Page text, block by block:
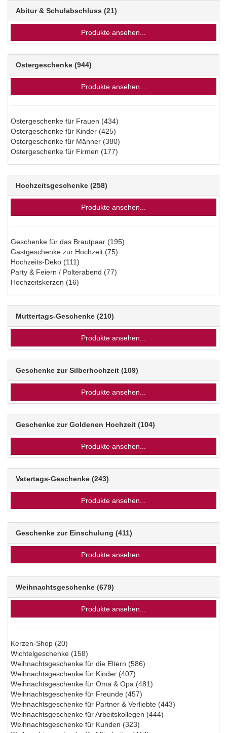
Abitur & Schulabschluss (21)
Produkte ansehen...
Ostergeschenke (944)
Produkte ansehen...
Ostergeschenke für Frauen (434)
Ostergeschenke für Kinder (425)
Ostergeschenke für Männer (380)
Ostergeschenke für Firmen (177)
Hochzeitsgeschenke (258)
Produkte ansehen...
Geschenke für das Brautpaar (195)
Gastgeschenke zur Hochzeit (75)
Hochzeits-Deko (111)
Party & Feiern / Polterabend (77)
Hochzeitskerzen (16)
Muttertags-Geschenke (210)
Produkte ansehen...
Geschenke zur Silberhochzeit (109)
Produkte ansehen...
Geschenke zur Goldenen Hochzeit (104)
Produkte ansehen...
Vatertags-Geschenke (243)
Produkte ansehen...
Geschenke zur Einschulung (411)
Produkte ansehen...
Weihnachtsgeschenke (679)
Produkte ansehen...
Kerzen-Shop (20)
Wichtelgeschenke (158)
Weihnachtsgeschenke für die Eltern (586)
Weihnachtsgeschenke für Kinder (407)
Weihnachtsgeschenke für Oma & Opa (481)
Weihnachtsgeschenke für Freunde (457)
Weihnachtsgeschenke für Partner & Verliebte (443)
Weihnachtsgeschenke für Arbeitskollegen (444)
Weihnachtsgeschenke für Kunden (323)